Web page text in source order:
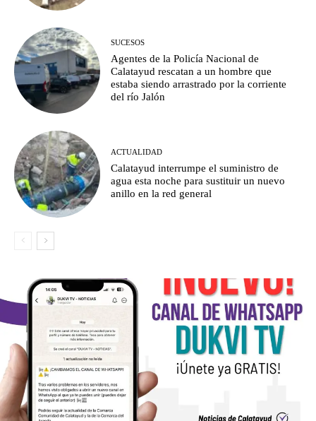
SUCESOS
Agentes de la Policía Nacional de
Calatayud rescatan a un hombre que
estaba siendo arrastrado por la corriente
del río Jalón
ACTUALIDAD
Calatayud interrumpe el suministro de
agua esta noche para sustituir un nuevo
anillo en la red general